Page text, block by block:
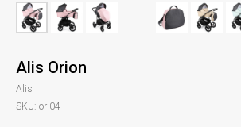
Alis Orion
Alis
SKU: or 04